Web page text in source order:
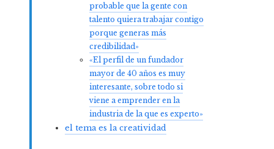
probable que la gente con
talento quiera trabajar contigo
porque generas más
credibilidad»
«El perfil de un fundador
mayor de 40 años es muy
interesante, sobre todo si
viene a emprender en la
industria de la que es experto»
el tema es la creatividad